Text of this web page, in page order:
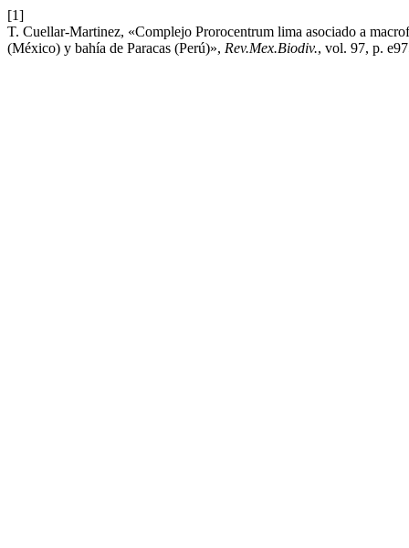
[1]
T. Cuellar-Martinez, «Complejo Prorocentrum lima asociado a
(México) y bahía de Paracas (Perú)», Rev.Mex.Biodiv., vol. 97, p.